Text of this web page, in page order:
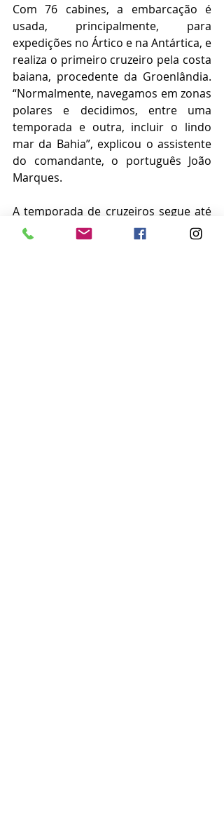
Com 76 cabines, a embarcação é
usada, principalmente, para
expedições no Ártico e na Antártica, e
realiza o primeiro cruzeiro pela costa
baiana, procedente da Groenlândia.
“Normalmente, navegamos em zonas
polares e decidimos, entre uma
temporada e outra, incluir o lindo
mar da Bahia”, explicou o assistente
do comandante, o português João
Marques.
A temporada de cruzeiros segue até
23 de abril de 2025, com a chegada
do primeiro grande navio, o MSC